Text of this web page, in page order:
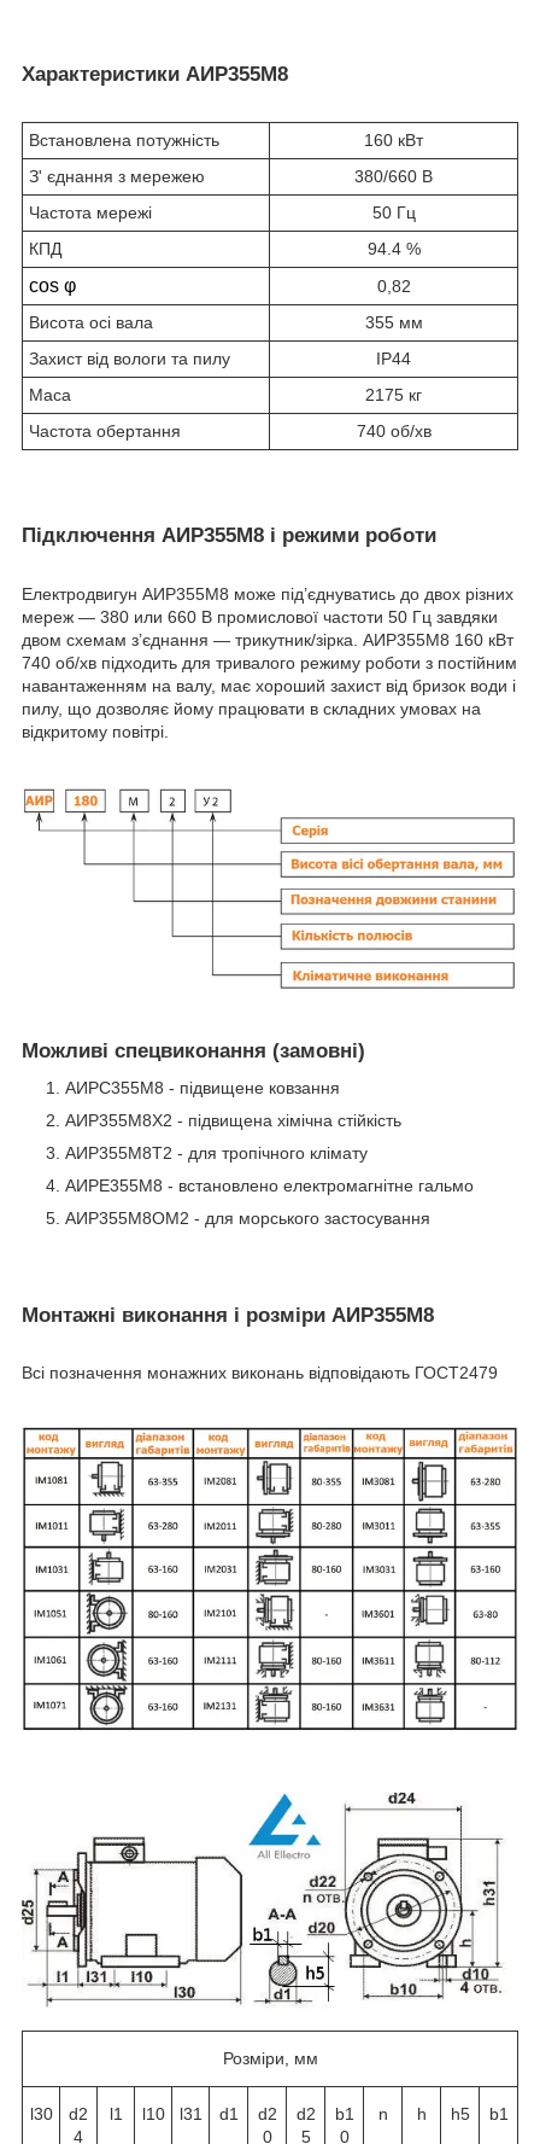
Характеристики АИР355M8
Встановлена потужність
160 кВт
З' єднання з мережею
380/660 В
Частота мережі
50 Гц
КПД
94.4 %
cos φ
0,82
Висота осі вала
355 мм
Захист від вологи та пилу
IP44
Маса
2175 кг
Частота обертання
740 об/хв
Підключення АИР355M8 і режими роботи
Електродвигун АИР355M8 може під’єднуватись до двох різних
мереж — 380 или 660 В промислової частоти 50 Гц завдяки
двом схемам з’єднання — трикутник/зірка. АИР355M8 160 кВт
740 об/хв підходить для тривалого режиму роботи з постійним
навантаженням на валу, має хороший захист від бризок води і
пилу, що дозволяє йому працювати в складних умовах на
відкритому повітрі.
Можливі спецвиконання (замовні)
АИРС355M8 - підвищене ковзання
АИР355M8Х2 - підвищена хімічна стійкість
АИР355M8Т2 - для тропічного клімату
АИРЕ355M8 - встановлено електромагнітне гальмо
АИР355M8ОМ2 - для морського застосування
Монтажні виконання і розміри АИР355M8
Всі позначення монажних виконань відповідають ГОСТ2479
Розміри, мм
l30
d2
4
l1 l10 l31 d1
d2
0
d2
5
b1
0
n h h5 b1